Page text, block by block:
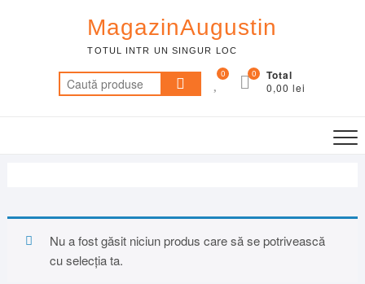
MagazinAugustin
TOTUL INTR UN SINGUR LOC
Caută
după:
0 Total
0,00 lei
0
Nu a fost găsit niciun produs care să se potrivească
cu selecția ta.